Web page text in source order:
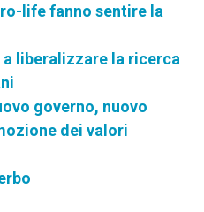
life fanno sentire la
a liberalizzare la ricerca
governo, nuovo
dei valori